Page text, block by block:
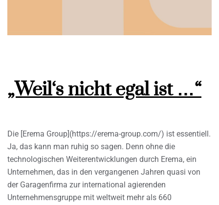
„Weil‘s nicht egal ist …“
Die [Erema Group](https://erema-group.com/) ist essentiell.
Ja, das kann man ruhig so sagen. Denn ohne die
technologischen Weiterentwicklungen durch Erema, ein
Unternehmen, das in den vergangenen Jahren quasi von
der Garagenfirma zur international agierenden
Unternehmensgruppe mit weltweit mehr als 660